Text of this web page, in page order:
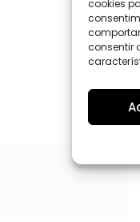
cookies
consentir